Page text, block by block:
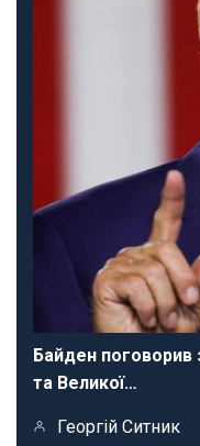
Байден поговорив
та Великої…
Георгій Ситник